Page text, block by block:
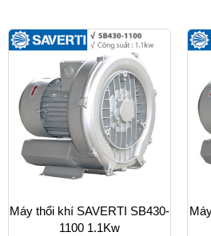
Máy thổi khí SAVERTI SB430-
1100 1.1Kw